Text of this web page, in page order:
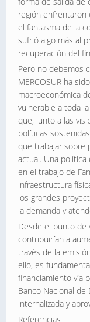
región enfrentaron
el fantasma de la
sufrió algo más al
recuperación del
Pero no debemos
MERCOSUR ha
macroeconómica
vulnerable a toda
que, junto a las
políticas
que trabajar sobre
actual. Una
en el trabajo de
infraestructura
los grandes
la demanda y
Desde el punto de
contribuirían a
través de la
ello, es
financiamiento vía
Banco Nacional
internalizada y
Referencias